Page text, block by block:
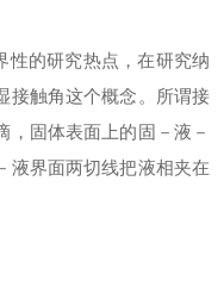
性的研究热点，在研究纳
接触角这个概念。所谓接
，固体表面上的固－液－
液界面两切线把液相夹在